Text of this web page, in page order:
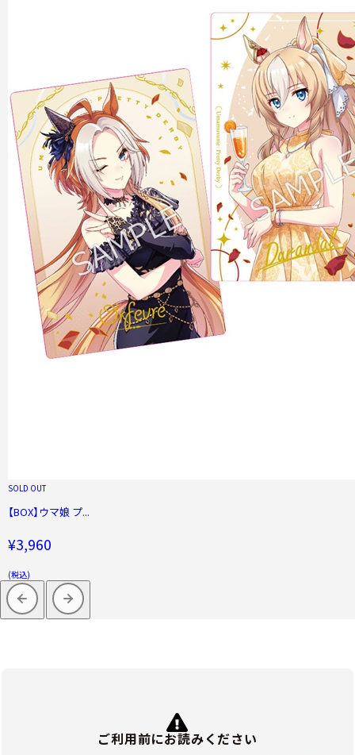
SOLD OUT
【BOX】ウマ娘 プ...
¥3,960
(税込)
ご利用前にお読みください